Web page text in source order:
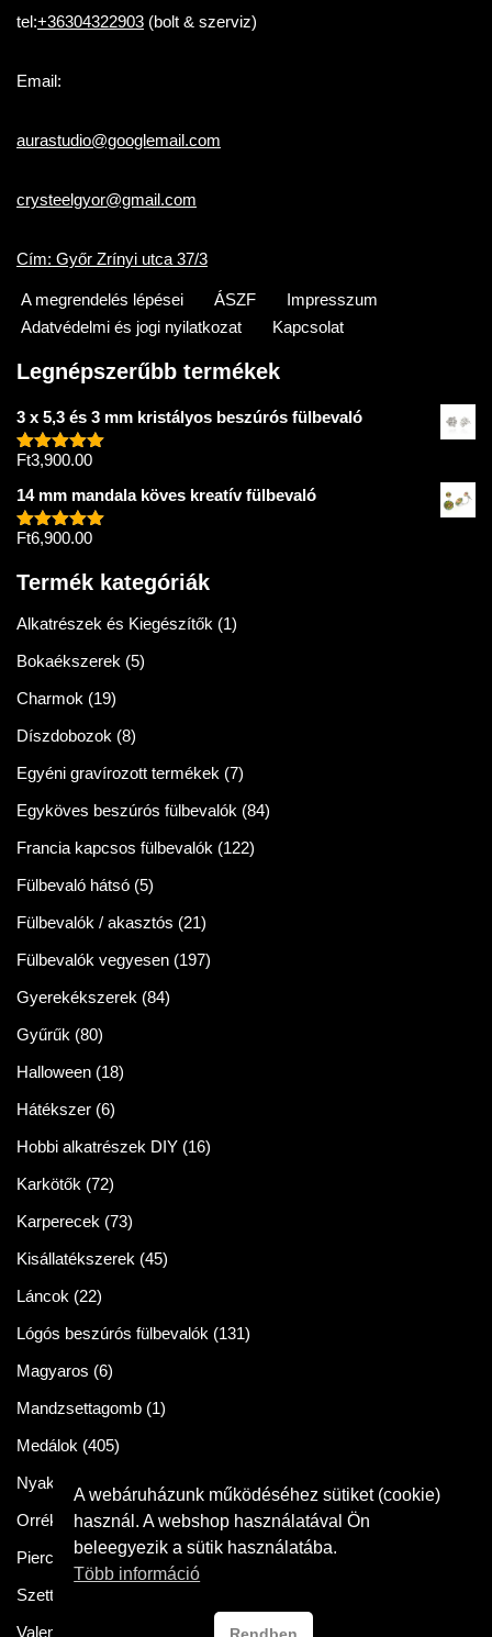
tel:+36304322903 (bolt & szerviz)
Email:
aurastudio@googlemail.com
crysteelgyor@gmail.com
Cím: Győr Zrínyi utca 37/3
A megrendelés lépései ÁSZF
Impresszum
Adatvédelmi és jogi nyilatkozat
Kapcsolat
Legnépszerűbb termékek
3 x 5,3 és 3 mm kristályos beszúrós fülbevaló
Értékelés:
Ft3,900.00
14 mm mandala köves kreatív fülbevaló
Értékelés:
Ft6,900.00
Termék kategóriák
Alkatrészek és Kiegészítők (1)
Bokaékszerek (5)
Charmok (19)
Díszdobozok (8)
Egyéni gravírozott termékek (7)
Egyköves beszúrós fülbevalók (84)
Francia kapcsos fülbevalók (122)
Fülbevaló hátsó (5)
Fülbevalók / akasztós (21)
Fülbevalók vegyesen (197)
Gyerekékszerek (84)
Gyűrűk (80)
Halloween (18)
Hátékszer (6)
Hobbi alkatrészek DIY (16)
Karkötők (72)
Karperecek (73)
Kisállatékszerek (45)
Láncok (22)
Lógós beszúrós fülbevalók (131)
Magyaros (6)
Mandzsettagomb (1)
Medálok (405)
Nyakláncok
(86)
Orrékszer (2)
Piercingek (11)
Szettek
Valentin napra
A webáruházunk működéséhez sütiket (cookie)
használ. A webshop használatával Ön
beleegyezik a sütik használatába.
Több információ